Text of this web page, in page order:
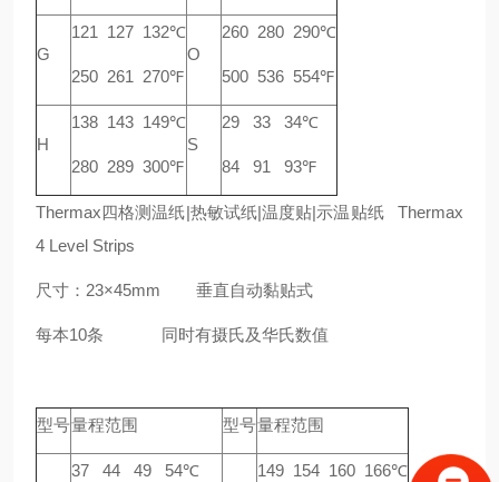
G
121 127 132℃
250 261 270℉
O
260 280 290℃
500 536 554℉
H
138 143 149℃
280 289 300℉
S
29 33 34℃
84 91 93℉
Thermax四格测温纸|热敏试纸|温度贴|示温贴纸 Thermax
4 Level Strips
尺寸：23×45mm 垂直自动黏贴式
每本10条 同时有摄氏及华氏数值
型号量程范围 型号量程范围
37 44 49 54℃ 149 154 160 166℃